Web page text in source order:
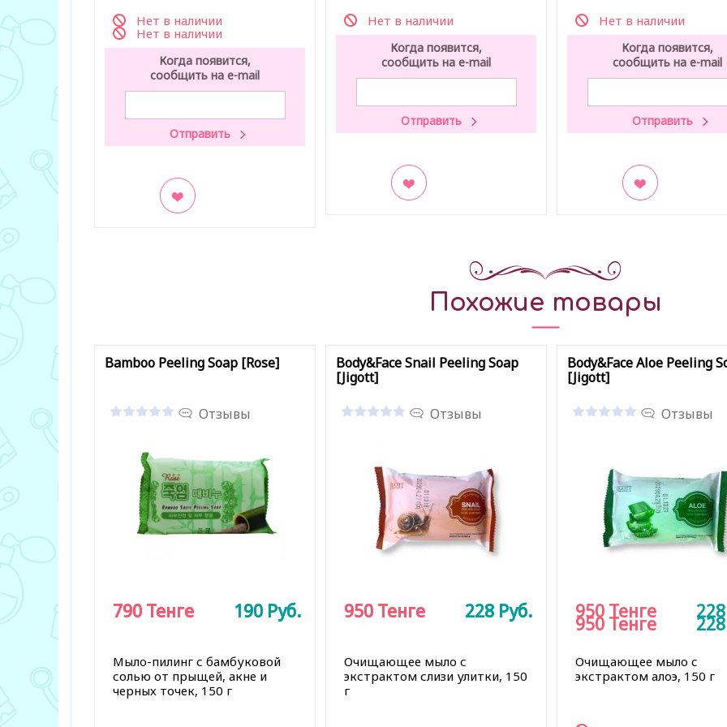
Нет в наличии
Нет в наличии
Когда появится,
сообщить на e-mail
Нет в наличии
Когда появится,
сообщить на e-mail
Нет в наличии
Когда появится,
сообщить на e-mail
Похожие товары
Bamboo Peeling Soap [Rose]
Отзывы
Мыло-пилинг с бамбуковой
солью от прыщей, акне и
черных точек, 150 г
790 Тенге 190 Руб.
790 Тенге 190 Руб.
Body&Face Snail Peeling Soap
[Jigott]
Отзывы
Очищающее мыло с
экстрактом слизи улитки, 150
г
950 Тенге 228 Руб.
950 Тенге 228 Руб.
Body&Face Aloe Peeling
[Jigott]
Отзывы
Очищающее мыло с
экстрактом алоэ, 150 г
950 Тенге 228
950 Тенге 228